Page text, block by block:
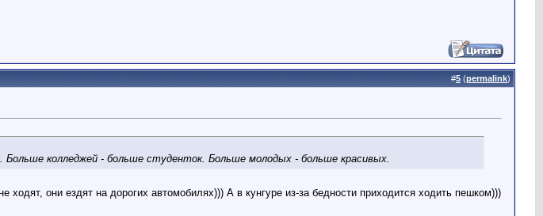
#5 (permalink)
Больше колледжей - больше студенток. Больше молодых - больше красивых.
они ездят на дорогих автомобилях))) А в кунгуре из-за бедности приходится ходить пешком)))